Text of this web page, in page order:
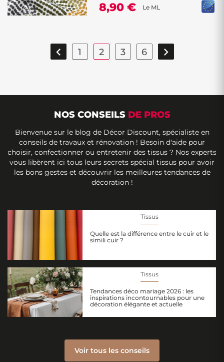
8,90 € Le ML
 1 2 3 6 
NOS CONSEILS DE PROS
Bienvenue sur le blog de Décor Discount, spécialiste en
conseils de travaux et rénovation ! Besoin d'aide pour
choisir, confectionner ou entretenir des tissus ? Nos experts
vous libèrent ici tous leurs secrets spécial tissus pour avoir
les bons gestes et découvrir les meilleures tendances de
décoration !
Tissus
Quelle est la différence entre le cuir et le
simili cuir ?
Tissus
Tendances déco mariage 2026 : les
inspirations incontournables pour une
décoration élégante et actuelle
Voir tous les conseils